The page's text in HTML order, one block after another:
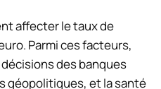
affecter le taux de
Parmi ces facteurs,
des banques
géopolitiques, et la santé